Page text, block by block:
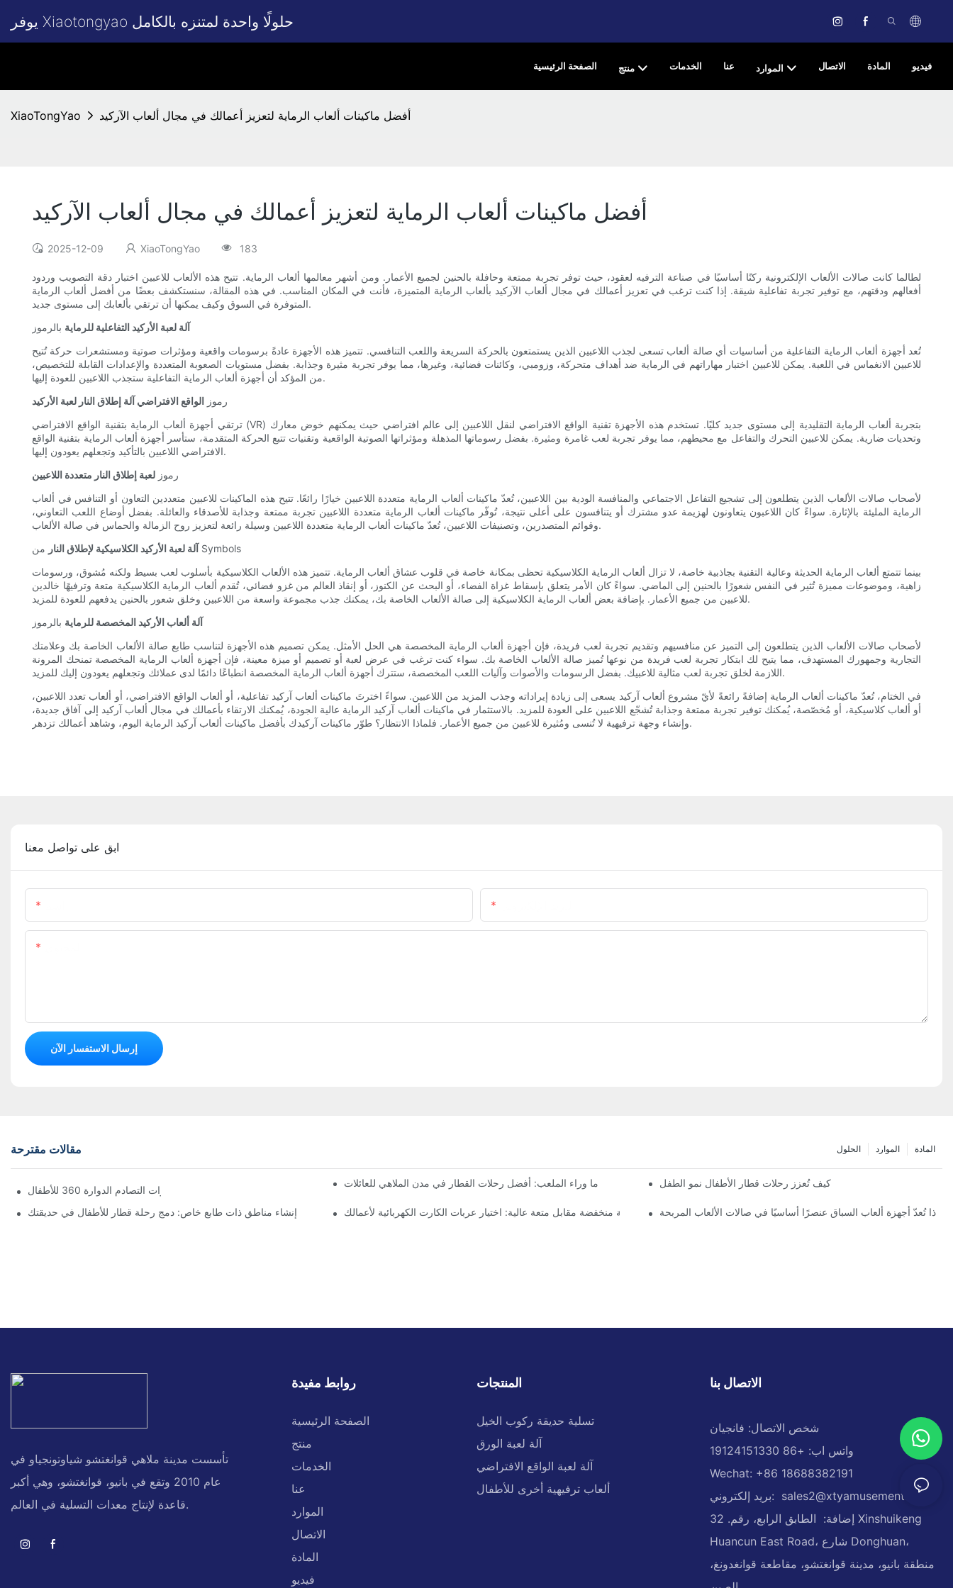
الصفحة الرئيسية منتج الخدمات عنا الموارد الاتصال المادة فيديو
XiaoTongYao أفضل ماكينات ألعاب الرماية لتعزيز أعمالك في مجال ألعاب الآركيد
أفضل ماكينات ألعاب الرماية لتعزيز أعمالك في مجال ألعاب الآركيد
2025-12-09 XiaoTongYao 183
لطالما كانت صالات الألعاب الإلكترونية ركنًا أساسيًا في صناعة الترفيه لعقود، حيث توفر تجربة ممتعة وحافلة بالحنين لجميع الأعمار. ومن أشهر معالمها ألعاب الرماية. تتيح هذه الألعاب للاعبين اختبار دقة التصويب وردود
أفعالهم ودقتهم، مع توفير تجربة تفاعلية شيقة. إذا كنت ترغب في تعزيز أعمالك في مجال ألعاب الآركيد بألعاب الرماية المتميزة، فأنت في المكان المناسب. في هذه المقالة، سنستكشف بعضًا من أفضل ألعاب الرماية
المتوفرة في السوق وكيف يمكنها أن ترتقي بألعابك إلى مستوى جديد.
آلة لعبة الأركيد التفاعلية للرماية بالرموز
تُعد أجهزة ألعاب الرماية التفاعلية من أساسيات أي صالة ألعاب تسعى لجذب اللاعبين الذين يستمتعون بالحركة السريعة واللعب التنافسي. تتميز هذه الأجهزة عادةً برسومات واقعية ومؤثرات صوتية ومستشعرات حركة تُتيح
للاعبين الانغماس في اللعبة. يمكن للاعبين اختبار مهاراتهم في الرماية ضد أهداف متحركة، وزومبي، وكائنات فضائية، وغيرها، مما يوفر تجربة مثيرة وجذابة. بفضل مستويات الصعوبة المتعددة والإعدادات القابلة للتخصيص،
من المؤكد أن أجهزة ألعاب الرماية التفاعلية ستجذب اللاعبين للعودة إليها.
رموز الواقع الافتراضي آلة إطلاق النار لعبة الأركيد
ترتقي أجهزة ألعاب الرماية بتقنية الواقع الافتراضي (VR) بتجربة ألعاب الرماية التقليدية إلى مستوى جديد كليًا. تستخدم هذه الأجهزة تقنية الواقع الافتراضي لنقل اللاعبين إلى عالم افتراضي حيث يمكنهم خوض معارك
وتحديات ضارية. يمكن للاعبين التحرك والتفاعل مع محيطهم، مما يوفر تجربة لعب غامرة ومثيرة. بفضل رسوماتها المذهلة ومؤثراتها الصوتية الواقعية وتقنيات تتبع الحركة المتقدمة، ستأسر أجهزة ألعاب الرماية بتقنية الواقع
الافتراضي اللاعبين بالتأكيد وتجعلهم يعودون إليها.
رموز لعبة إطلاق النار متعددة اللاعبين
لأصحاب صالات الألعاب الذين يتطلعون إلى تشجيع التفاعل الاجتماعي والمنافسة الودية بين اللاعبين، تُعدّ ماكينات ألعاب الرماية متعددة اللاعبين خيارًا رائعًا. تتيح هذه الماكينات للاعبين متعددين التعاون أو التنافس في ألعاب
الرماية المليئة بالإثارة. سواءً كان اللاعبون يتعاونون لهزيمة عدو مشترك أو يتنافسون على أعلى نتيجة، تُوفّر ماكينات ألعاب الرماية متعددة اللاعبين تجربة ممتعة وجذابة للأصدقاء والعائلة. بفضل أوضاع اللعب التعاوني،
وقوائم المتصدرين، وتصنيفات اللاعبين، تُعدّ ماكينات ألعاب الرماية متعددة اللاعبين وسيلة رائعة لتعزيز روح الزمالة والحماس في صالة الألعاب.
آلة لعبة الأركيد الكلاسيكية لإطلاق النار من Symbols
بينما تتمتع ألعاب الرماية الحديثة وعالية التقنية بجاذبية خاصة، لا تزال ألعاب الرماية الكلاسيكية تحظى بمكانة خاصة في قلوب عشاق ألعاب الرماية. تتميز هذه الألعاب الكلاسيكية بأسلوب لعب بسيط ولكنه مُشوق، ورسومات
زاهية، وموضوعات مميزة تُثير في النفس شعورًا بالحنين إلى الماضي. سواءً كان الأمر يتعلق بإسقاط غزاة الفضاء، أو البحث عن الكنوز، أو إنقاذ العالم من غزو فضائي، تُقدم ألعاب الرماية الكلاسيكية متعة وترفيهًا خالدين
للاعبين من جميع الأعمار. بإضافة بعض ألعاب الرماية الكلاسيكية إلى صالة الألعاب الخاصة بك، يمكنك جذب مجموعة واسعة من اللاعبين وخلق شعور بالحنين يدفعهم للعودة للمزيد.
آلة ألعاب الأركيد المخصصة للرماية بالرموز
لأصحاب صالات الألعاب الذين يتطلعون إلى التميز عن منافسيهم وتقديم تجربة لعب فريدة، فإن أجهزة ألعاب الرماية المخصصة هي الحل الأمثل. يمكن تصميم هذه الأجهزة لتناسب طابع صالة الألعاب الخاصة بك وعلامتك
التجارية وجمهورك المستهدف، مما يتيح لك ابتكار تجربة لعب فريدة من نوعها تُميز صالة الألعاب الخاصة بك. سواء كنت ترغب في عرض لعبة أو تصميم أو ميزة معينة، فإن أجهزة ألعاب الرماية المخصصة تمنحك المرونة
اللازمة لخلق تجربة لعب مثالية للاعبيك. بفضل الرسومات والأصوات وآليات اللعب المخصصة، ستترك أجهزة ألعاب الرماية المخصصة انطباعًا دائمًا لدى عملائك وتجعلهم يعودون إليك للمزيد.
في الختام، تُعدّ ماكينات ألعاب الرماية إضافةً رائعةً لأيّ مشروع ألعاب آركيد يسعى إلى زيادة إيراداته وجذب المزيد من اللاعبين. سواءً اخترتَ ماكينات ألعاب آركيد تفاعلية، أو ألعاب الواقع الافتراضي، أو ألعاب تعدد اللاعبين،
أو ألعاب كلاسيكية، أو مُخصّصة، يُمكنك توفير تجربة ممتعة وجذابة تُشجّع اللاعبين على العودة للمزيد. بالاستثمار في ماكينات ألعاب آركيد الرماية عالية الجودة، يُمكنك الارتقاء بأعمالك في مجال ألعاب آركيد إلى آفاق جديدة،
وإنشاء وجهة ترفيهية لا تُنسى ومُثيرة للاعبين من جميع الأعمار. فلماذا الانتظار؟ طوّر ماكينات آركيدك بأفضل ماكينات ألعاب آركيد الرماية اليوم، وشاهد أعمالك تزدهر.
ابق على تواصل معنا
إرسال الاستفسار الآن
مقالات مقترحة المادة الموارد الحلول
الدليل الشامل لسيارات التصادم الدوارة 360 للأطفال
ما وراء الملعب: أفضل رحلات القطار في مدن الملاهي للعائلات كيف تُعزز رحلات قطار الأطفال نمو الطفل
إنشاء مناطق ذات طابع خاص: دمج رحلة قطار للأطفال في حديقتك صيانة منخفضة مقابل متعة عالية: اختيار عربات الكارت الكهربائية لأعمالك لماذا تُعدّ أجهزة ألعاب السباق عنصرًا أساسيًا في صالات الألعاب المربحة
تأسست مدينة ملاهي قوانغتشو شياوتونجياو في
عام 2010 وتقع في بانيو، قوانغتشو، وهي أكبر
قاعدة لإنتاج معدات التسلية في العالم.
روابط مفيدة
الصفحة الرئيسية
منتج
الخدمات
عنا
الموارد
الاتصال
المادة
فيديو
المنتجات
تسلية حديقة ركوب الخيل
آلة لعبة الورق
آلة لعبة الواقع الافتراضي
ألعاب ترفيهية أخرى للأطفال
الاتصال بنا
Wechat: +86 18688382191
بريد إلكتروني: sales2@xtyamusement.com
إضافة: الطابق الرابع، رقم. 32 Xinshuikeng
Huancun East Road، شارع Donghuan،
منطقة بانيو، مدينة قوانغتشو، مقاطعة قوانغدونغ،